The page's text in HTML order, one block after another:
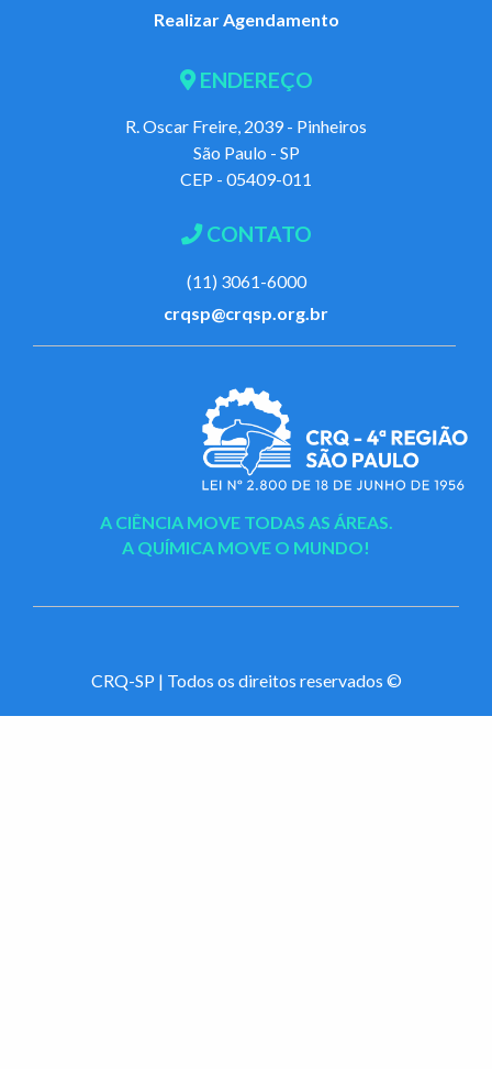
Realizar Agendamento
ENDEREÇO
R. Oscar Freire, 2039 - Pinheiros
São Paulo - SP
CEP - 05409-011
CONTATO
(11) 3061-6000
crqsp@crqsp.org.br
A CIÊNCIA MOVE TODAS AS ÁREAS.
A QUÍMICA MOVE O MUNDO!
CRQ-SP | Todos os direitos reservados ©